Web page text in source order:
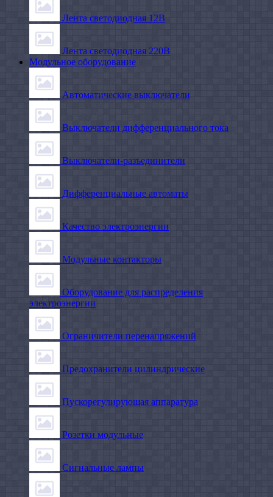
Лента светодиодная 12В
Лента светодиодная 220В
Модульное оборудование
Автоматические выключатели
Выключатели дифференциального тока
Выключатели-разъединители
Дифференциальные автоматы
Качество электроэнергии
Модульные контакторы
Оборудование для распределения
электроэнергии
Ограничители перенапряжений
Предохранители цилиндрические
Пускорегулирующая аппаратура
Розетки модульные
Сигнальные лампы